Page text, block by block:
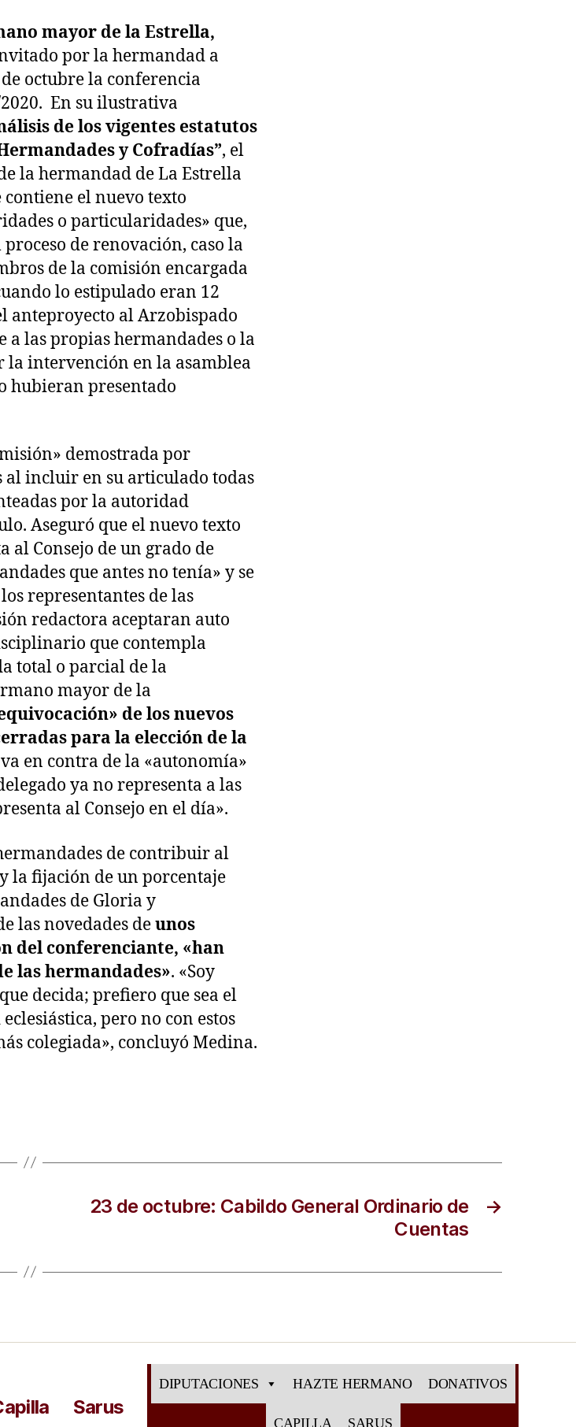
mayor de la Estrella,
por la hermandad a
octubre la conferencia
En su ilustrativa
de los vigentes estatutos
y Cofradías”, el
la hermandad de La Estrella
contiene el nuevo texto
o particularidades» que,
de renovación, caso la
de la comisión encargada
lo estipulado eran 12
anteproyecto al Arzobispado
a las propias hermandades o la
la intervención en la asamblea
hubieran presentado
demostrada por
al incluir en su articulado todas
por la autoridad
Aseguró que el nuevo texto
al Consejo de un grado de
que antes no tenía» y se
representantes de las
redactora aceptaran auto
que contempla
total o parcial de la
mayor de la
de los nuevos
para la elección de la
en contra de la «autonomía»
ya no representa a las
al Consejo en el día».
de contribuir al
la fijación de un porcentaje
de Gloria y
las novedades deunos
del conferenciante, «han
las hermandades». «Soy
decida; prefiero que sea el
pero no con estos
colegiada», concluyó Medina.
→
23 de octubre: Cabildo General Ordinario de
Cuentas
Sarus
DIPUTACIONES HAZTE HERMANO DONATIVOS
CAPILLA SARUS